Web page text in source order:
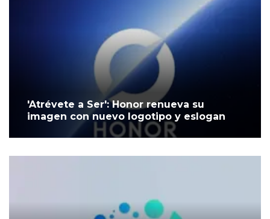
'Atrévete a Ser': Honor renueva su
imagen con nuevo logotipo y eslogan